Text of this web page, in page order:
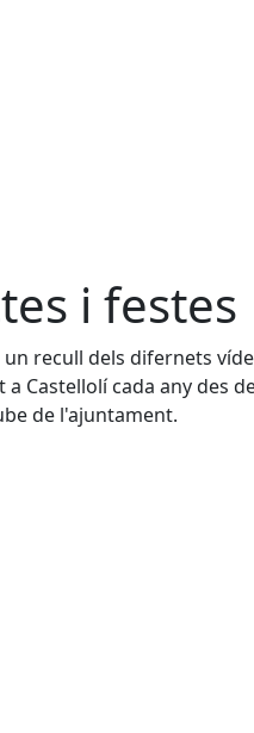
i festes
recull dels difernets
Castellolí cada any des
de l'ajuntament.